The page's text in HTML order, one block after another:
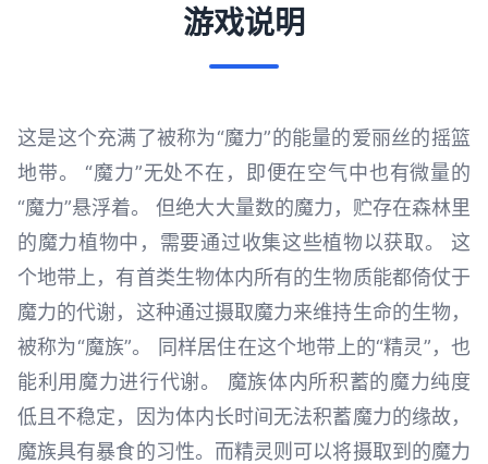
游戏说明
这是这个充满了被称为“魔力”的能量的爱丽丝的摇篮
地带。 “魔力”无处不在，即便在空气中也有微量的
“魔力”悬浮着。 但绝大大量数的魔力，贮存在森林里
的魔力植物中，需要通过收集这些植物以获取。 这
个地带上，有首类生物体内所有的生物质能都倚仗于
魔力的代谢，这种通过摄取魔力来维持生命的生物，
被称为“魔族”。 同样居住在这个地带上的“精灵”，也
能利用魔力进行代谢。 魔族体内所积蓄的魔力纯度
低且不稳定，因为体内长时间无法积蓄魔力的缘故，
魔族具有暴食的习性。而精灵则可以将摄取到的魔力